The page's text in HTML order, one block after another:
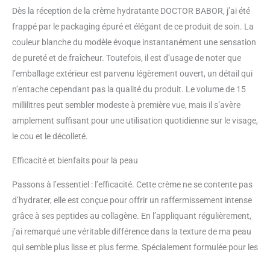
Dès la réception de la crème hydratante DOCTOR BABOR, j’ai été
frappé par le packaging épuré et élégant de ce produit de soin. La
couleur blanche du modèle évoque instantanément une sensation
de pureté et de fraîcheur. Toutefois, il est d’usage de noter que
l’emballage extérieur est parvenu légèrement ouvert, un détail qui
n’entache cependant pas la qualité du produit. Le volume de 15
millilitres peut sembler modeste à première vue, mais il s’avère
amplement suffisant pour une utilisation quotidienne sur le visage,
le cou et le décolleté.
Efficacité et bienfaits pour la peau
Passons à l’essentiel : l’efficacité. Cette crème ne se contente pas
d’hydrater, elle est conçue pour offrir un raffermissement intense
grâce à ses peptides au collagène. En l’appliquant régulièrement,
j’ai remarqué une véritable différence dans la texture de ma peau
qui semble plus lisse et plus ferme. Spécialement formulée pour les